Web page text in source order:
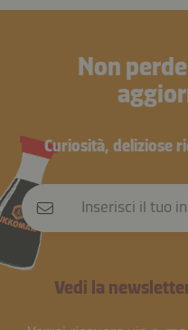
Non
Curiosità, deliziose
Inserisci il tuo
Vedi la